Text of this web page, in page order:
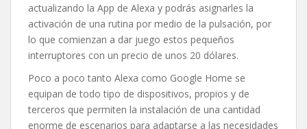
actualizando la App de Alexa y podrás asignarles la
activación de una rutina por medio de la pulsación, por
lo que comienzan a dar juego estos pequeños
interruptores con un precio de unos 20 dólares.
Poco a poco tanto Alexa como Google Home se
equipan de todo tipo de dispositivos, propios y de
terceros que permiten la instalación de una cantidad
enorme de escenarios para adaptarse a las necesidades